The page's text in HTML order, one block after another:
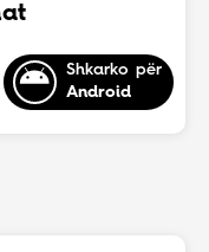
Shkarko për
Android